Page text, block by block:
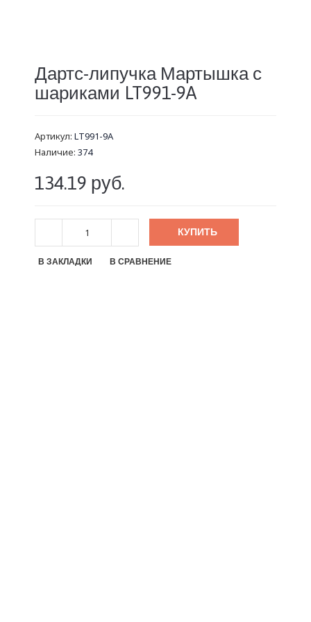
Дартс-липучка Мартышка с
шариками LT991-9A
Артикул: LT991-9A
Наличие: 374
134.19 руб.
КУПИТЬ
В ЗАКЛАДКИ В СРАВНЕНИЕ